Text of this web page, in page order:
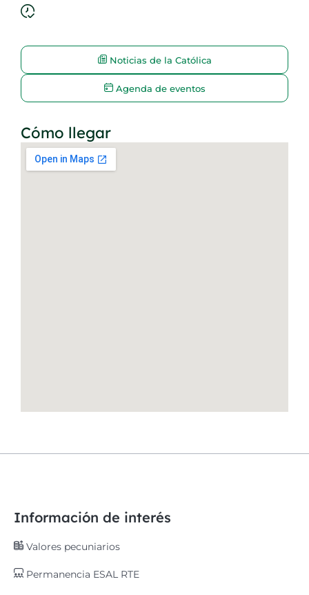
Noticias de la Católica
Agenda de eventos
Cómo llegar
Información de interés
Valores pecuniarios
Permanencia ESAL RTE